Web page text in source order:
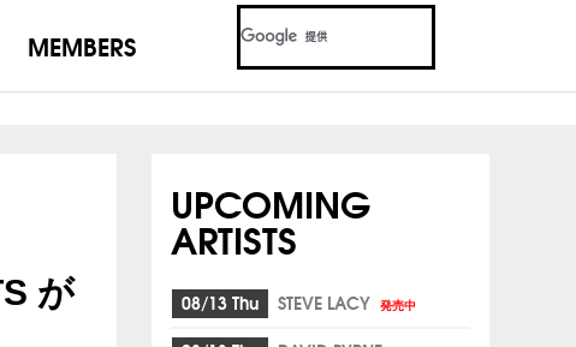
MEMBERS
が
UPCOMING
ARTISTS
08/13 Thu STEVE LACY 発売中